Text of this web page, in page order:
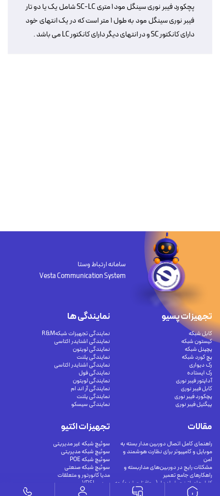
پچکورد فیبر نوری سینگل مود ۱ متری SC-LC شامل یک یا دو تار
فیبر نوری سینگل مود به طول ۱ متر است که در یک انتهای خود
دارای کانکتور SC و در انتهای دیگر دارای کانکتور LC می باشد .
سامانه ارتباط وستا
Vesta Communication System
تجهیزات پسیو
کابل شبکه
کیستون شبکه
پچپنل شبکه
پچ کورد شبکه
رک دیواری
رک ایستاده
آداپتور فیبر نوری
کابل فیبر نوری
پچکورد فیبر نوری
پیگتیل فیبر نوری
تجهیزات اکتیو
سوئیچ شبکه غیر مدیریتی
سوئیچ شبکه مدیریتی
سوئیچ شبکه POE
سوئیچ شبکه صنعتی
مدیا کانورتور و متعلقات
مودم VDSL
نمایندگی ها
نمایندگی تجهیزات شبکهR&M
نمایندگی اشنایدر اکتاسی
نمایندگی لویتون
نمایندگی پلنت
نمایندگی اشنایدر اکتاسی
نمایندگی فول
نمایندگی لویتون
نمایندگی آر اند ام
نمایندگی پلنت
نمایندگی سیسکو
مقالات
راهنمای کامل اتصال دوربین مدار بسته به
موبایل و کامپیوتر برای نظارت هوشمند و
امن
مشکلات رایج در دوربین‌های مداربسته و
راهکارهای جامع تعمیر
کابل‌های اترنت شیلددار (محافظت‌شده) چه
هستند؟